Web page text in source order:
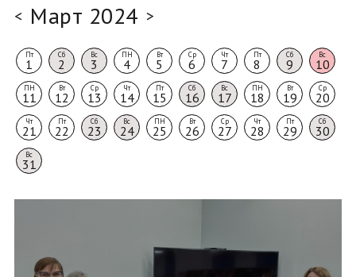
< Март 2024 >
Пт
1
Сб
2
Вс
3
ПН
4
Вт
5
Ср
6
Чт
7
Пт
8
Сб
9
Вс
10
ПН
11
Вт
12
Ср
13
Чт
14
Пт
15
Сб
16
Вс
17
ПН
18
Вт
19
Ср
20
Чт
21
Пт
22
Сб
23
Вс
24
ПН
25
Вт
26
Ср
27
Чт
28
Пт
29
Сб
30
Вс
31